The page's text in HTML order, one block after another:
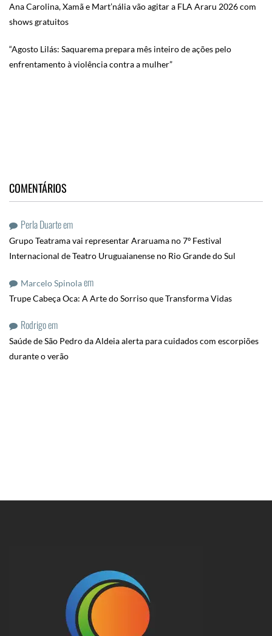
Ana Carolina, Xamã e Mart’nália vão agitar a FLA Araru 2026 com
shows gratuitos
“Agosto Lilás: Saquarema prepara mês inteiro de ações pelo
enfrentamento à violência contra a mulher”
COMENTÁRIOS
Perla Duarteem
Grupo Teatrama vai representar Araruama no 7º Festival
Internacional de Teatro Uruguaianense no Rio Grande do Sul
Marcelo Spinolaem
Trupe Cabeça Oca: A Arte do Sorriso que Transforma Vidas
Rodrigoem
Saúde de São Pedro da Aldeia alerta para cuidados com escorpiões
durante o verão